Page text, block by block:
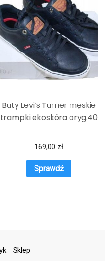
Buty Levi’s Turner męskie
trampki ekoskóra oryg.40
169,00 zł
Sprawdź
Sklep